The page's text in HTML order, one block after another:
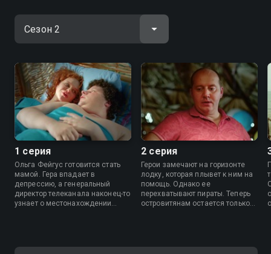
1 серия
Ольга Фейгус готовится стать
мамой. Гера впадает в
депрессию, а генеральный
директор телеканала наконец-то
узнает о местонахождении
2 серия
Герои замечают на горизонте
лодку, которая плывет к ним на
помощь. Однако ее
перехватывают пираты. Теперь
островитянам остается только